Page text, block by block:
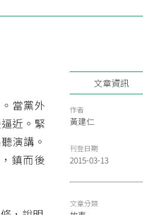
當黨外
近。緊
演講。
鎮而後
文章資訊
作者
黃建仁
刊登日期
2015-03-13
文章分類